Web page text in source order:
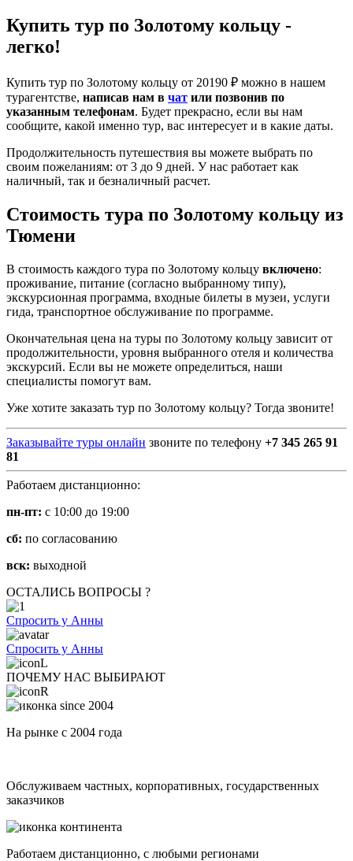
Купить тур по Золотому кольцу -
легко!
Купить тур по Золотому кольцу от 20190 ₽ можно в нашем
турагентстве, написав нам в чат или позвонив по
указанным телефонам. Будет прекрасно, если вы нам
сообщите, какой именно тур, вас интересует и в какие даты.
Продолжительность путешествия вы можете выбрать по
своим пожеланиям: от 3 до 9 дней. У нас работает как
наличный, так и безналичный расчет.
Стоимость тура по Золотому кольцу из
Тюмени
В стоимость каждого тура по Золотому кольцу включено:
проживание, питание (согласно выбранному типу),
экскурсионная программа, входные билеты в музеи, услуги
гида, транспортное обслуживание по программе.
Окончательная цена на туры по Золотому кольцу зависит от
продолжительности, уровня выбранного отеля и количества
экскурсий. Если вы не можете определиться, наши
специалисты помогут вам.
Уже хотите заказать тур по Золотому кольцу? Тогда звоните!
Заказывайте туры онлайн звоните по телефону +7 345 265 91
81
Работаем дистанционно:
пн-пт: с 10:00 до 19:00
сб: по согласованию
вск: выходной
ОСТАЛИСЬ ВОПРОСЫ ?
Спросить у Анны
Спросить у Анны
ПОЧЕМУ НАС ВЫБИРАЮТ
На рынке с 2004 года
Обслуживаем частных, корпоративных, государственных
заказчиков
Работаем дистанционно, с любыми регионами